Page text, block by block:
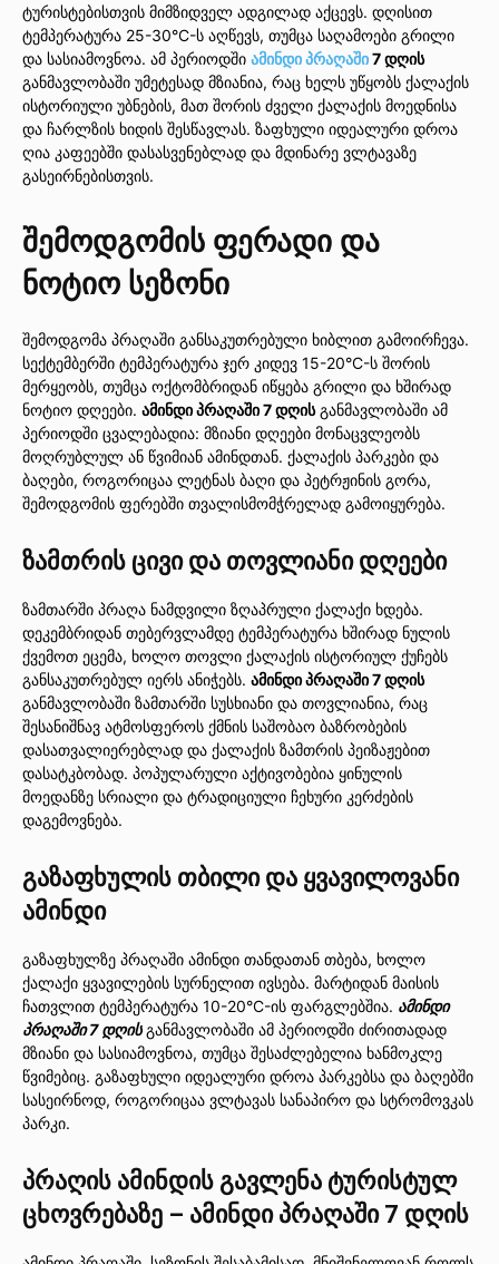
ტურისტებისთვის მიმზიდველ ადგილად აქცევს. დღისით
ტემპერატურა 25-30°C-ს აღწევს, თუმცა საღამოები გრილი
და სასიამოვნოა. ამ პერიოდში ამინდი პრაღაში7 დღის
განმავლობაში უმეტესად მზიანია, რაც ხელს უწყობს ქალაქის
ისტორიული უბნების, მათ შორის ძველი ქალაქის მოედნისა
და ჩარლზის ხიდის შესწავლას. ზაფხული იდეალური დროა
ღია კაფეებში დასასვენებლად და მდინარე ვლტავაზე
გასეირნებისთვის.
შემოდგომის ფერადი და
ნოტიო სეზონი
შემოდგომა პრაღაში განსაკუთრებული ხიბლით გამოირჩევა.
სექტემბერში ტემპერატურა ჯერ კიდევ 15-20°C-ს შორის
მერყეობს, თუმცა ოქტომბრიდან იწყება გრილი და ხშირად
ნოტიო დღეები. ამინდი პრაღაში 7 დღისგანმავლობაში ამ
პერიოდში ცვალებადია: მზიანი დღეები მონაცვლეობს
მოღრუბლულ ან წვიმიან ამინდთან. ქალაქის პარკები და
ბაღები, როგორიცაა ლეტნას ბაღი და პეტრჟინის გორა,
შემოდგომის ფერებში თვალისმომჭრელად გამოიყურება.
ზამთრის ცივი და თოვლიანი დღეები
ზამთარში პრაღა ნამდვილი ზღაპრული ქალაქი ხდება.
დეკემბრიდან თებერვლამდე ტემპერატურა ხშირად ნულის
ქვემოთ ეცემა, ხოლო თოვლი ქალაქის ისტორიულ ქუჩებს
განსაკუთრებულ იერს ანიჭებს. ამინდი პრაღაში 7 დღის
განმავლობაში ზამთარში სუსხიანი და თოვლიანია, რაც
შესანიშნავ ატმოსფეროს ქმნის საშობაო ბაზრობების
დასათვალიერებლად და ქალაქის ზამთრის პეიზაჟებით
დასატკბობად. პოპულარული აქტივობებია ყინულის
მოედანზე სრიალი და ტრადიციული ჩეხური კერძების
დაგემოვნება.
გაზაფხულის თბილი და ყვავილოვანი
ამინდი
გაზაფხულზე პრაღაში ამინდი თანდათან თბება, ხოლო
ქალაქი ყვავილების სურნელით ივსება. მარტიდან მაისის
ჩათვლით ტემპერატურა 10-20°C-ის ფარგლებშია. ამინდი
პრაღაში 7 დღისგანმავლობაში ამ პერიოდში ძირითადად
მზიანი და სასიამოვნოა, თუმცა შესაძლებელია ხანმოკლე
წვიმებიც. გაზაფხული იდეალური დროა პარკებსა და ბაღებში
სასეირნოდ, როგორიცაა ვლტავას სანაპირო და სტრომოვკას
პარკი.
პრაღის ამინდის გავლენა ტურისტულ
ცხოვრებაზე – ამინდი პრაღაში 7 დღის